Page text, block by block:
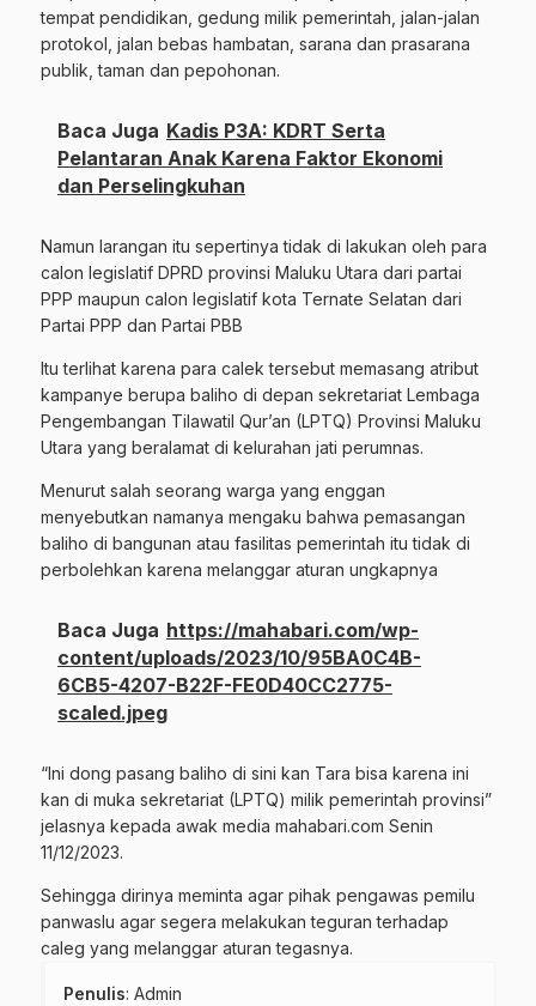
tempat pendidikan, gedung milik pemerintah, jalan-jalan
protokol, jalan bebas hambatan, sarana dan prasarana
publik, taman dan pepohonan.
Baca Juga Kadis P3A: KDRT Serta
Pelantaran Anak Karena Faktor Ekonomi
dan Perselingkuhan
Namun larangan itu sepertinya tidak di lakukan oleh para
calon legislatif DPRD provinsi Maluku Utara dari partai
PPP maupun calon legislatif kota Ternate Selatan dari
Partai PPP dan Partai PBB
Itu terlihat karena para calek tersebut memasang atribut
kampanye berupa baliho di depan sekretariat Lembaga
Pengembangan Tilawatil Qur’an (LPTQ) Provinsi Maluku
Utara yang beralamat di kelurahan jati perumnas.
Menurut salah seorang warga yang enggan
menyebutkan namanya mengaku bahwa pemasangan
baliho di bangunan atau fasilitas pemerintah itu tidak di
perbolehkan karena melanggar aturan ungkapnya
Baca Juga https://mahabari.com/wp-
content/uploads/2023/10/95BA0C4B-
6CB5-4207-B22F-FE0D40CC2775-
scaled.jpeg
“Ini dong pasang baliho di sini kan Tara bisa karena ini
kan di muka sekretariat (LPTQ) milik pemerintah provinsi”
jelasnya kepada awak media mahabari.com Senin
11/12/2023.
Sehingga dirinya meminta agar pihak pengawas pemilu
panwaslu agar segera melakukan teguran terhadap
caleg yang melanggar aturan tegasnya.
Penulis: Admin